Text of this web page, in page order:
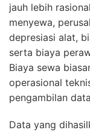
jauh lebih
menyewa,
depresiasi alat,
serta biaya
Biaya sewa
operasional
pengambilan
Data yang